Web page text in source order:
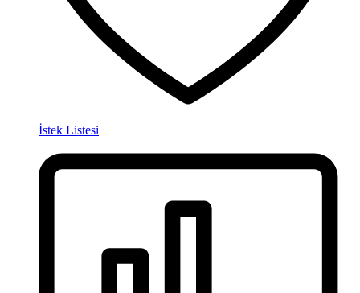
İstek Listesi